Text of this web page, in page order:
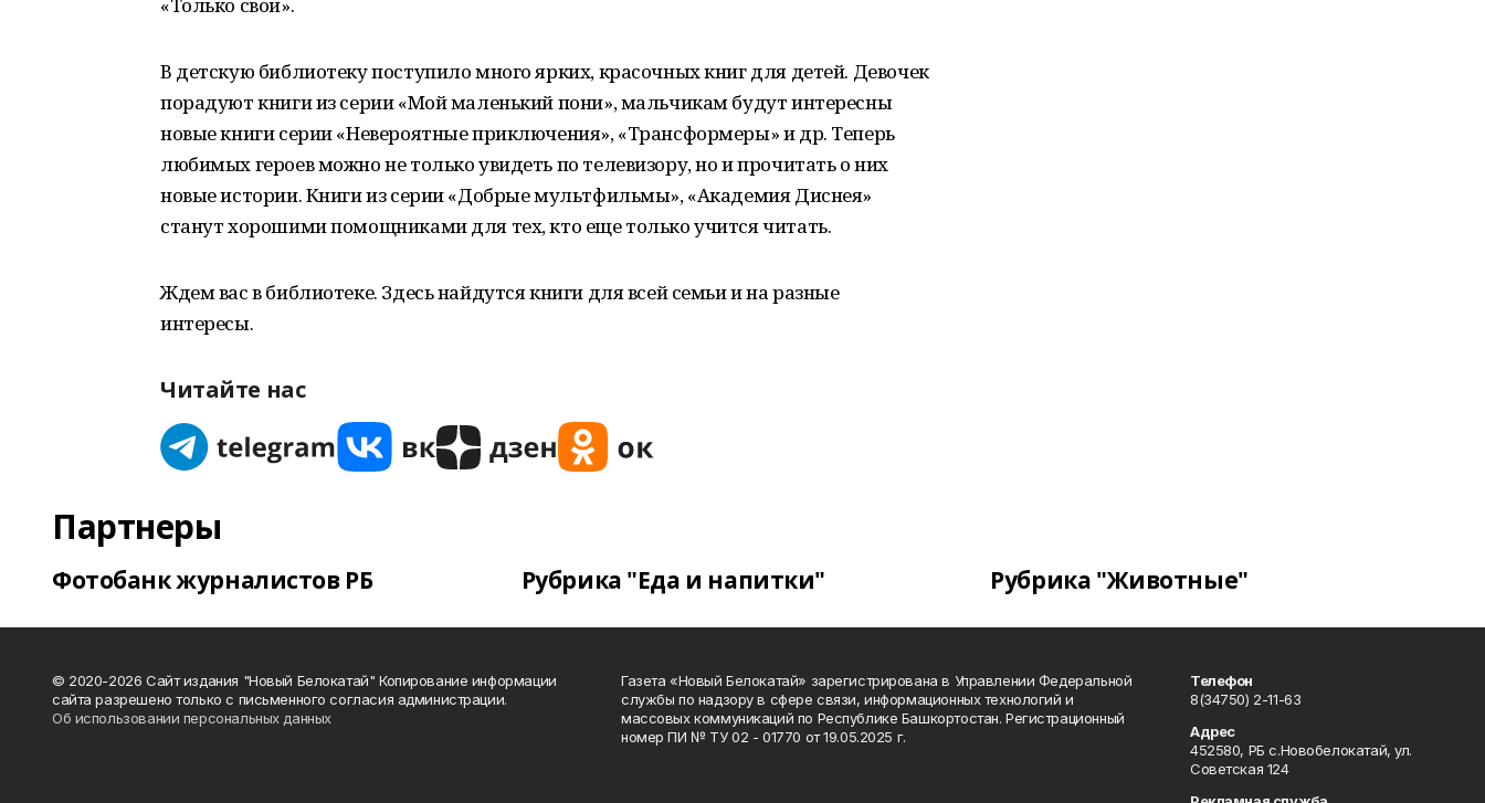
В детскую библиотеку поступило много ярких, красочных книг для детей. Девочек
порадуют книги из серии «Мой маленький пони», мальчикам будут интересны
новые книги серии «Невероятные приключения», «Трансформеры» и др. Теперь
любимых героев можно не только увидеть по телевизору, но и прочитать о них
новые истории. Книги из серии «Добрые мультфильмы», «Академия Диснея»
станут хорошими помощниками для тех, кто еще только учится читать.
Ждем вас в библиотеке. Здесь найдутся книги для всей семьи и на разные
интересы.
Читайте нас
Партнеры
Фотобанк журналистов РБ Рубрика "Еда и напитки" Рубрика "Животные"
© 2020-2026 Сайт издания "Новый Белокатай" Копирование информации
сайта разрешено только с письменного согласия администрации.
Об использовании персональных данных
Газета «Новый Белокатай» зарегистрирована в Управлении Федеральной
службы по надзору в сфере связи, информационных технологий и
массовых коммуникаций по Республике Башкортостан. Регистрационный
номер ПИ № ТУ 02 - 01770 от 19.05.2025 г.
Телефон
8(34750) 2-11-63
Адрес
452580, РБ с.Новобелокатай, ул.
Советская 124